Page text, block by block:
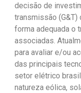
decisão de
transmissão (G&T)
forma adequada o
associadas.
para avaliar e/ou
das principais
setor elétrico
natureza eólica,